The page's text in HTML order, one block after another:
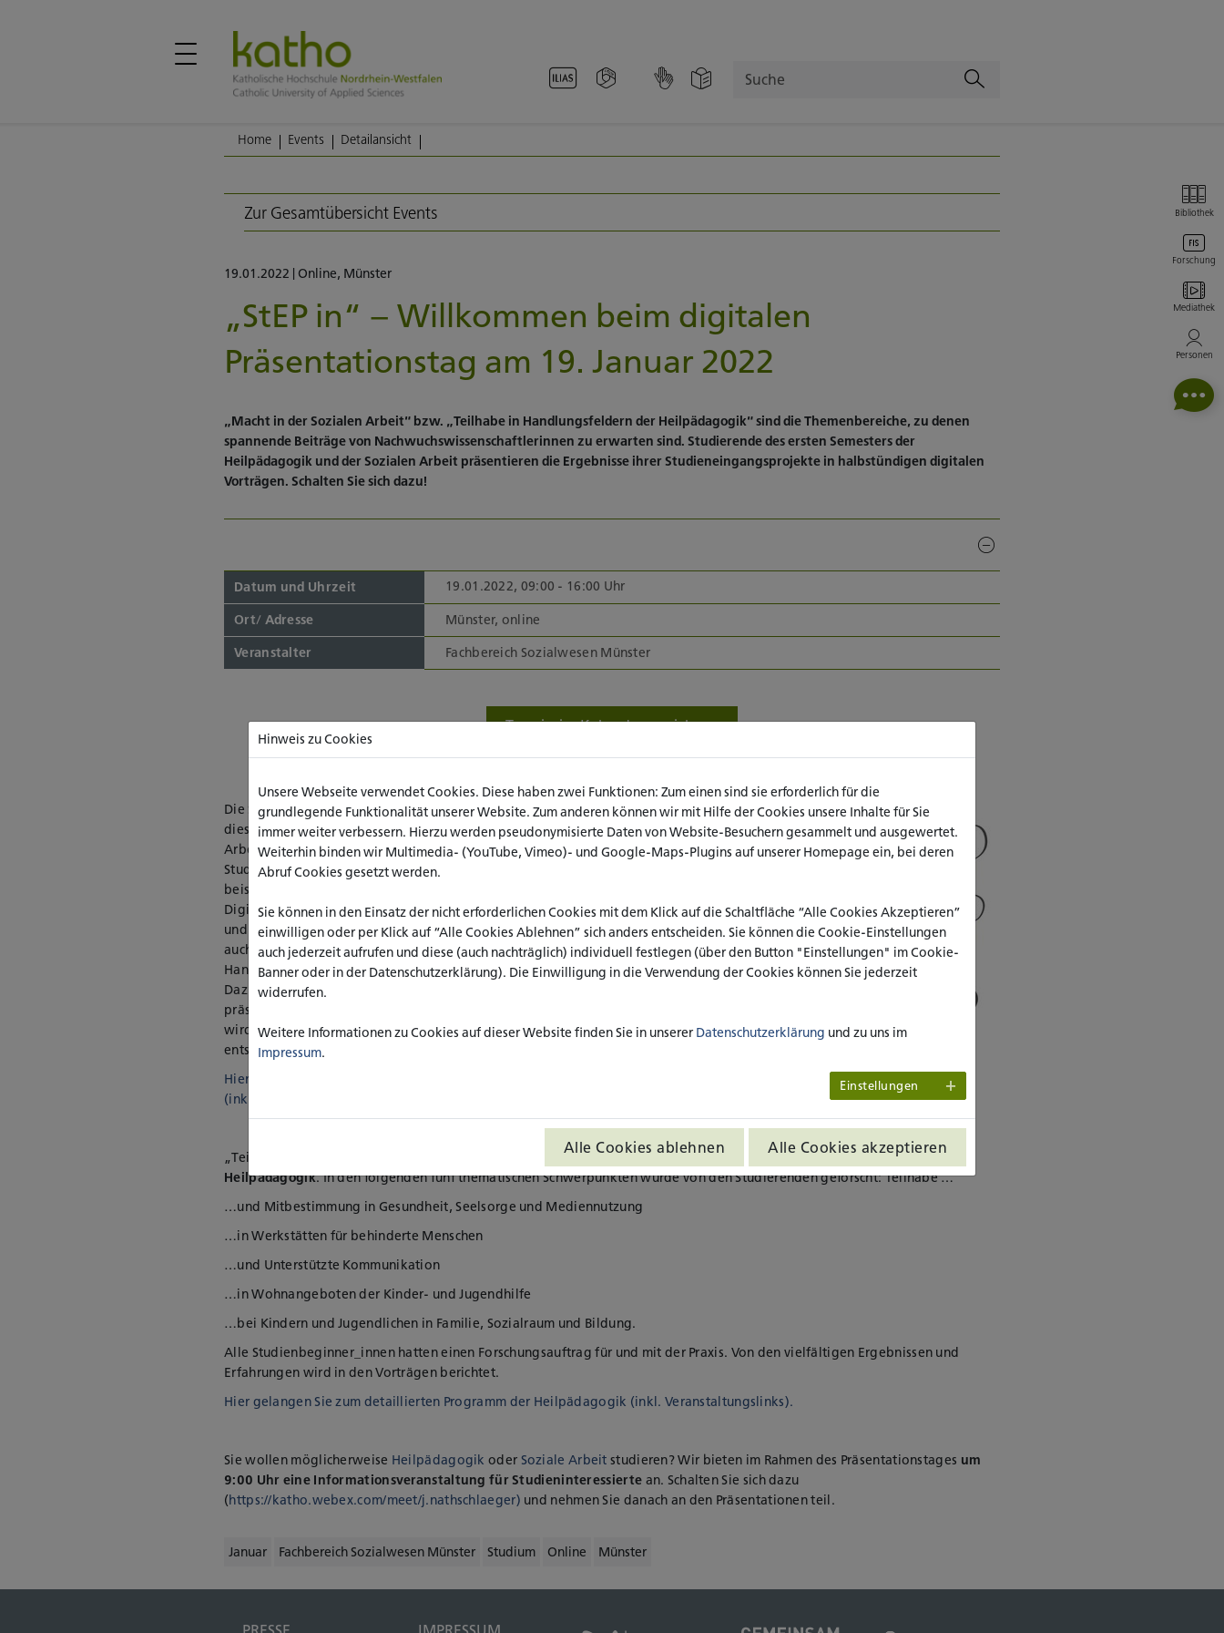
Suche
Home Events Detailansicht
Zur Gesamtübersicht Events
19.01.2022 | Online, Münster
„StEP in“ – Willkommen beim digitalen
Präsentationstag am 19. Januar 2022
„Macht in der Sozialen Arbeit“ bzw. „Teilhabe in Handlungsfeldern der Heilpädagogik“ sind die Themenbereiche, zu denen
spannende Beiträge von Nachwuchswissenschaftlerinnen zu erwarten sind. Studierende des ersten Semesters der
Heilpädagogik und der Sozialen Arbeit präsentieren die Ergebnisse ihrer Studieneingangsprojekte in halbstündigen digitalen
Vorträgen. Schalten Sie sich dazu!
Datum und Uhrzeit 19.01.2022, 09:00 - 16:00 Uhr
Ort/ Adresse
Münster, online
Veranstalter
Fachbereich Sozialwesen Münster
Termin im Kalender speichern
Die Studieneingangsprojekte der Sozialen Arbeit standen in
diesem Wintersemester unter dem Oberthema „Macht und Soziale
Arbeit“. Bei den vertiefenden Begleitseminaren hatten die
Studierenden die Wahl aus einer breiten Palette an Themen, wie
beispielsweise Machtfragen im Kinderschutz, im Prozess der
Digitalisierung, in den Lebenslagen von Menschen mit Migrations-
und Fluchterfahrungen, Menschen mit einer Behinderung oder
auch älteren Menschen, aber auch Machtfragen in spezifischen
Handlungsfeldern der Sozialen Arbeit, wie z.B. der Beratung.
Dazu werden nun die Ergebnisse aus den Forschungsprojekten
präsentiert. Im Programm, das in den nächsten Tagen hinterlegt
wird, finden Sie die Titel, die Präsentationszeiten sowie die
entsprechenden Links.
Hier gelangen Sie zum detaillierten Programm der Sozialen Arbeit
(inkl. Veranstaltungslinks).
„Teilhabe von Menschen mit Behinderung“ war das leitende Thema für die Studierenden im ersten Semester der
Heilpädagogik. In den folgenden fünf thematischen Schwerpunkten wurde von den Studierenden geforscht: Teilhabe …
…und Mitbestimmung in Gesundheit, Seelsorge und Mediennutzung
…in Werkstätten für behinderte Menschen
…und Unterstützte Kommunikation
…in Wohnangeboten der Kinder- und Jugendhilfe
…bei Kindern und Jugendlichen in Familie, Sozialraum und Bildung.
Alle Studienbeginner_innen hatten einen Forschungsauftrag für und mit der Praxis. Von den vielfältigen Ergebnissen und
Erfahrungen wird in den Vorträgen berichtet.
Hier gelangen Sie zum detaillierten Programm der Heilpädagogik (inkl. Veranstaltungslinks).
Sie wollen möglicherweise Heilpädagogik oder Soziale Arbeit studieren? Wir bieten im Rahmen des Präsentationstages um
9:00 Uhr eine Informationsveranstaltung für Studieninteressierte an. Schalten Sie sich dazu
(https://katho.webex.com/meet/j.nathschlaeger) und nehmen Sie danach an den Präsentationen teil.
Januar Fachbereich Sozialwesen Münster Studium Online Münster
Bibliothek
Forschung
Mediathek
Personen
Hinweis zu Cookies
Unsere Webseite verwendet Cookies. Diese haben zwei Funktionen: Zum einen sind sie erforderlich für die
grundlegende Funktionalität unserer Website. Zum anderen können wir mit Hilfe der Cookies unsere Inhalte für Sie
immer weiter verbessern. Hierzu werden pseudonymisierte Daten von Website-Besuchern gesammelt und ausgewertet.
Weiterhin binden wir Multimedia- (YouTube, Vimeo)- und Google-Maps-Plugins auf unserer Homepage ein, bei deren
Abruf Cookies gesetzt werden.
Sie können in den Einsatz der nicht erforderlichen Cookies mit dem Klick auf die Schaltfläche “Alle Cookies Akzeptieren”
einwilligen oder per Klick auf “Alle Cookies Ablehnen” sich anders entscheiden. Sie können die Cookie-Einstellungen
auch jederzeit aufrufen und diese (auch nachträglich) individuell festlegen (über den Button "Einstellungen" im Cookie-
Banner oder in der Datenschutzerklärung). Die Einwilligung in die Verwendung der Cookies können Sie jederzeit
widerrufen.
Weitere Informationen zu Cookies auf dieser Website finden Sie in unserer Datenschutzerklärung und zu uns im
Impressum.
Einstellungen
Alle Cookies ablehnen Alle Cookies akzeptieren